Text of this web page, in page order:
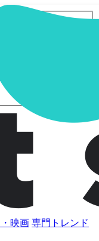
映画 専門トレンド